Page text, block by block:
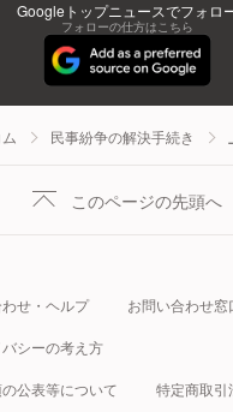
Googleトップニュースでフォロ
フォローの仕方はこちら
民事紛争の解決手続き
このページの先頭へ
せ・ヘルプ お問い合わせ窓
シーの考え方
公表等について 特定商取引